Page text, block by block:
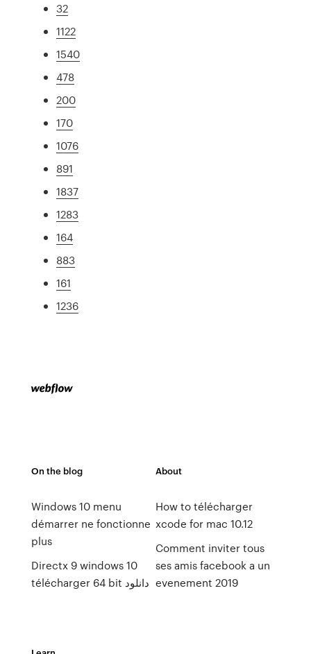
32
1122
1540
478
200
170
1076
891
1837
1283
164
883
161
1236
On the blog
Windows 10 menu
démarrer ne fonctionne
plus
Directx 9 windows 10
télécharger 64 bit دانلود
About
How to télécharger
xcode for mac 10.12
Comment inviter tous
ses amis facebook a un
evenement 2019